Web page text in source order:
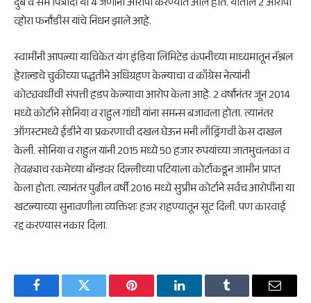
दुबे व सॅम पित्रोदा या 4 जणांना आरोपी करण्यात आले होते. यातील 2 आरोपी
व्होरा फर्नांडीस यांचे निधन झाले आहे.
स्वामींनी आपल्या याचिकेत यंग इंडिया लिमिटेड कंपनीच्या माध्यमातून नॅश्नल
हेराल्डचे चुकीच्या पद्धतीने अधिग्रहण केल्याचा व काँग्रेस नेत्यांनी
कोट्यवधींची संपत्ती हडप केल्याचा आरोप केला आहे. 2 वर्षांनंतर जून 2014
मध्ये कोर्टाने सोनिया व राहुल गांधी यांना समन्स बजावला होता. त्यानंतर
ऑगस्टमध्ये ईडीने या प्रकरणाची दखल घेऊन मनी लाँड्रिंगची केस दाखल
केली. सोनिया व राहुल यांनी 2015 मध्ये 50 हजार रुपयांच्या जातमुचलका व
तेवढ्याच रकमेच्या बॉन्डवर दिल्लीच्या पटियाला कोर्टाकडून जामीन प्राप्त
केला होता. त्यानंतर पुढील वर्षी 2016 मध्ये सुप्रीम कोर्टाने सर्वच आरोपींना या
खटल्याच्या सुनावणीला व्यक्तिशः हजर राहण्यातून सूट दिली. पण कारवाई
रद्द करण्यास नकार दिला.
FacebookTwitter Pinterest LinkedInTumblr Email